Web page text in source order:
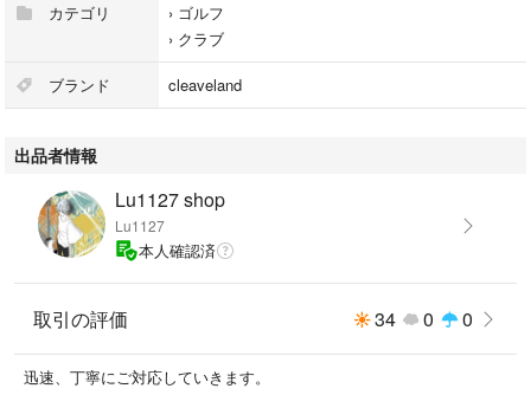
カテゴリ
› ゴルフ
› クラブ
ブランド cleaveland
出品者情報
Lu1127 shop
Lu1127
本人確認済
取引の評価 34 0 0
迅速、丁寧にご対応していきます。